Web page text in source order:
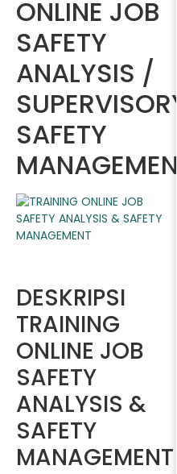
ONLINE JOB
SAFETY
ANALYSIS /
SUPERVISORY
SAFETY
MANAGEMENT
DESKRIPSI
TRAINING
ONLINE JOB
SAFETY
ANALYSIS &
SAFETY
MANAGEMENT